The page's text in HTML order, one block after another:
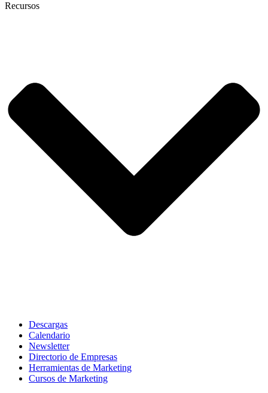
Recursos
Descargas
Calendario
Newsletter
Directorio de Empresas
Herramientas de Marketing
Cursos de Marketing